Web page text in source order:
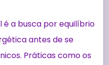
a busca por equilíbrio
antes de se
Práticas como os